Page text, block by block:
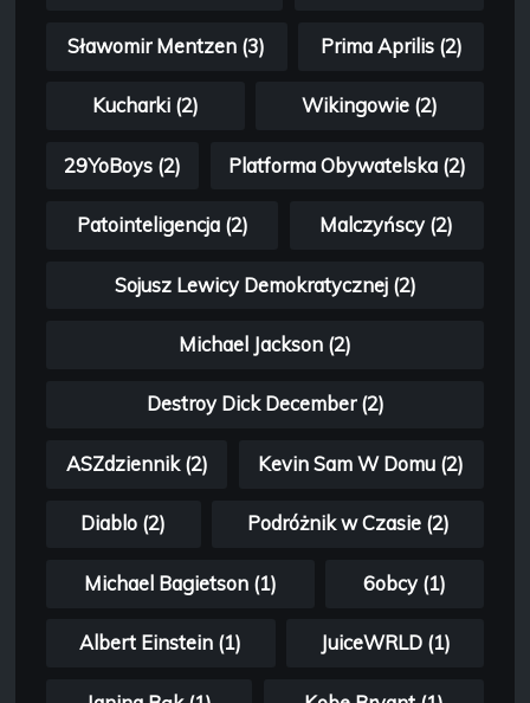
Sławomir Mentzen (3) Prima Aprilis (2)
Kucharki (2) Wikingowie (2)
29YoBoys (2) Platforma Obywatelska (2)
Patointeligencja (2) Malczyńscy (2)
Sojusz Lewicy Demokratycznej (2)
Michael Jackson (2)
Destroy Dick December (2)
ASZdziennik (2) Kevin Sam W Domu (2)
Diablo (2) Podróżnik w Czasie (2)
Michael Bagietson (1) 6obcy (1)
Albert Einstein (1) JuiceWRLD (1)